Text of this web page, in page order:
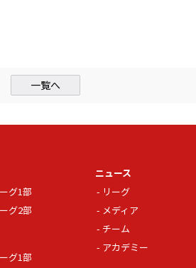
一覧へ
グ1部
グ2部
グ1部
ニュース
リーグ
メディア
チーム
アカデミー